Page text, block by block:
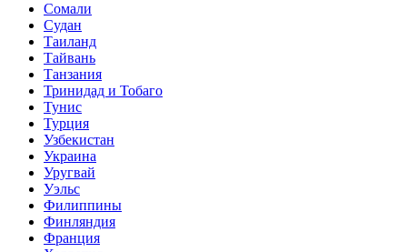
Сомали
Судан
Таиланд
Тайвань
Танзания
Тринидад и Тобаго
Тунис
Турция
Узбекистан
Украина
Уругвай
Уэльс
Филиппины
Финляндия
Франция